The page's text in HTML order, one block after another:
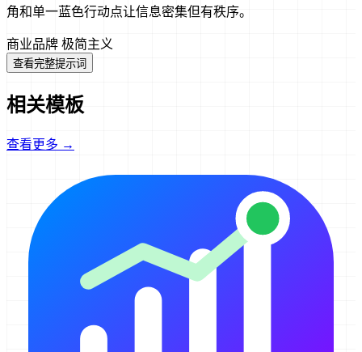
角和单一蓝色行动点让信息密集但有秩序。
商业品牌 极简主义
查看完整提示词
相关模板
查看更多 →